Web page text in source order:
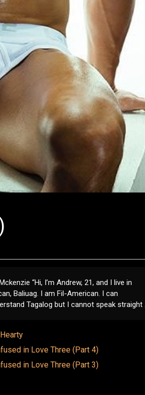
“Hi, I’m Andrew, 21, and I live in
Baliuag. I am Fil-American. I can
Tagalog but I cannot speak straight ...
in Love Three (Part 4)
in Love Three (Part 3)